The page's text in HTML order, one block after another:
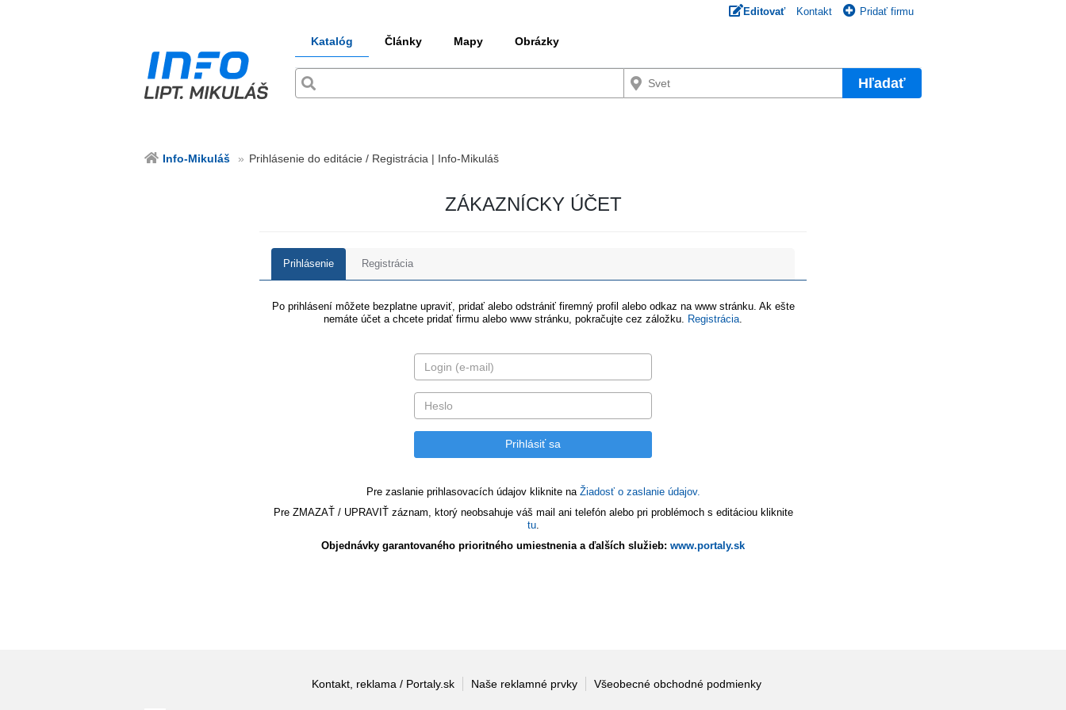
Editovať Kontakt Pridať firmu
Katalóg Články Mapy Obrázky
Hľadať
Info-Mikuláš Prihlásenie do editácie / Registrácia | Info-Mikuláš
ZÁKAZNÍCKY ÚČET
Prihlásenie Registrácia
Po prihlásení môžete bezplatne upraviť, pridať alebo odstrániť firemný profil alebo odkaz na www stránku. Ak ešte
nemáte účet a chcete pridať firmu alebo www stránku, pokračujte cez záložku.
Registrácia
Pre zaslanie prihlasovacích údajov kliknite na Žiadosť o zaslanie údajov.
Pre ZMAZAŤ / UPRAVIŤ záznam, ktorý neobsahuje váš mail ani telefón alebo pri problémoch s editáciou kliknite
tu.
Objednávky garantovaného prioritného umiestnenia a ďalších služieb: www.portaly.sk
Kontakt, reklama / Portaly.sk Naše reklamné prvky Všeobecné obchodné podmienky